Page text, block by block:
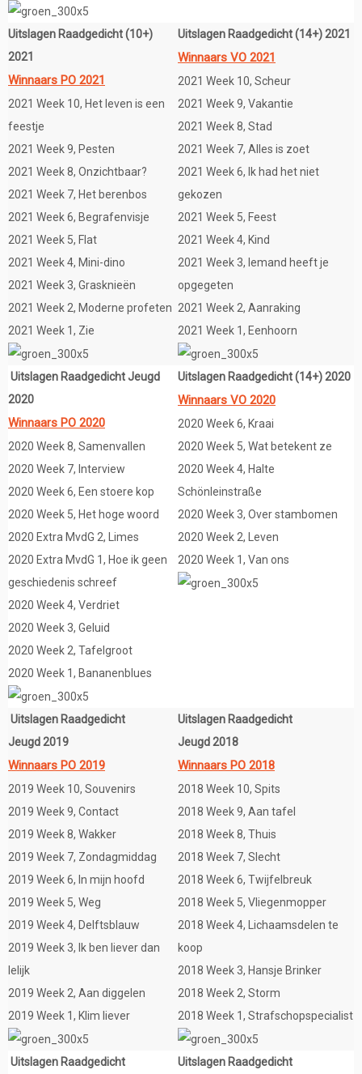
Uitslagen Raadgedicht (10+)
2021
Winnaars PO 2021
2021 Week 10, Het leven is een
feestje
2021 Week 9, Pesten
2021 Week 8, Onzichtbaar?
2021 Week 7, Het berenbos
2021 Week 6, Begrafenvisje
2021 Week 5, Flat
2021 Week 4, Mini-dino
2021 Week 3, Grasknieën
2021 Week 2, Moderne profeten
2021 Week 1, Zie
Uitslagen Raadgedicht (14+) 2021
Winnaars VO 2021
2021 Week 10, Scheur
2021 Week 9, Vakantie
2021 Week 8, Stad
2021 Week 7, Alles is zoet
2021 Week 6, Ik had het niet
gekozen
2021 Week 5, Feest
2021 Week 4, Kind
2021 Week 3, Iemand heeft je
opgegeten
2021 Week 2, Aanraking
2021 Week 1, Eenhoorn
Uitslagen Raadgedicht Jeugd
2020
Winnaars PO 2020
2020 Week 8, Samenvallen
2020 Week 7, Interview
2020 Week 6, Een stoere kop
2020 Week 5, Het hoge woord
2020 Extra MvdG 2, Limes
2020 Extra MvdG 1, Hoe ik geen
geschiedenis schreef
2020 Week 4, Verdriet
2020 Week 3, Geluid
2020 Week 2, Tafelgroot
2020 Week 1, Bananenblues
Uitslagen Raadgedicht (14+) 2020
Winnaars VO 2020
2020 Week 6, Kraai
2020 Week 5, Wat betekent ze
2020 Week 4, Halte
Schönleinstraße
2020 Week 3, Over stambomen
2020 Week 2, Leven
2020 Week 1, Van ons
Uitslagen Raadgedicht
Jeugd 2019
Winnaars PO 2019
2019 Week 10, Souvenirs
2019 Week 9, Contact
2019 Week 8, Wakker
2019 Week 7, Zondagmiddag
2019 Week 6, In mijn hoofd
2019 Week 5, Weg
2019 Week 4, Delftsblauw
2019 Week 3, Ik ben liever dan
lelijk
2019 Week 2, Aan diggelen
2019 Week 1, Klim liever
Uitslagen Raadgedicht
Jeugd 2018
Winnaars PO 2018
2018 Week 10, Spits
2018 Week 9, Aan tafel
2018 Week 8, Thuis
2018 Week 7, Slecht
2018 Week 6, Twijfelbreuk
2018 Week 5, Vliegenmopper
2018 Week 4, Lichaamsdelen te
koop
2018 Week 3, Hansje Brinker
2018 Week 2, Storm
2018 Week 1, Strafschopspecialist
Uitslagen Raadgedicht
Uitslagen Raadgedicht